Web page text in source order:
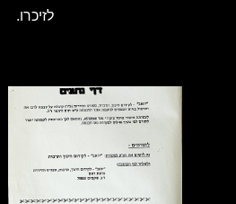
לזיכרו.